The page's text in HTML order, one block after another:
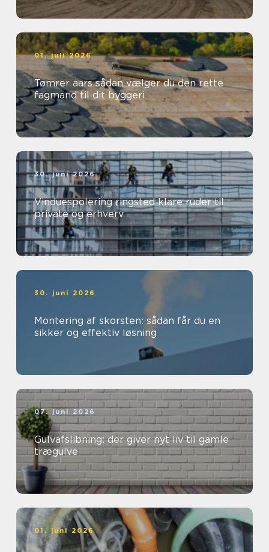
01. juli 2026
Tømrer aars sådan vælger du den rette
fagmand til dit byggeri
30. juni 2026
Vinduespolering ringsted klare ruder til
private og erhverv
30. juni 2026
Montering af skorsten: sådan får du en
sikker og effektiv løsning
07. juni 2026
Gulvafslibning: der giver nyt liv til gamle
trægulve
01. juni 2026